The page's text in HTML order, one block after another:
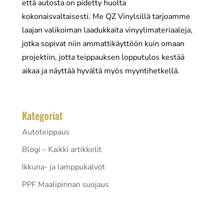
että autosta on pidetty huolta
kokonaisvaltaisesti. Me QZ Vinylsillä tarjoamme
laajan valikoiman laadukkaita vinyylimateriaaleja,
jotka sopivat niin ammattikäyttöön kuin omaan
projektiin, jotta teippauksen lopputulos kestää
aikaa ja näyttää hyvältä myös myyntihetkellä.
Kategoriat
Autoteippaus
Blogi – Kaikki artikkelit
Ikkuna- ja lamppukalvot
PPF Maalipinnan suojaus